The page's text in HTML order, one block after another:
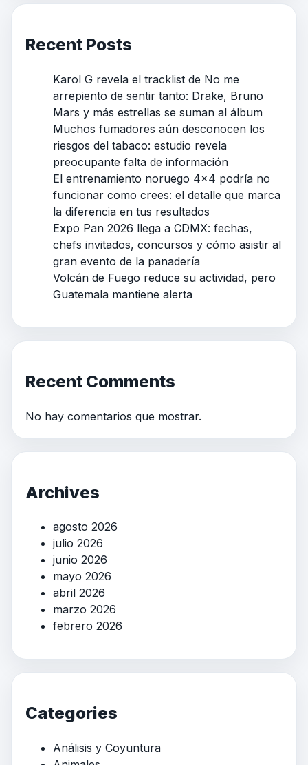
Recent Posts
Karol G revela el tracklist de No me
arrepiento de sentir tanto: Drake, Bruno
Mars y más estrellas se suman al álbum
Muchos fumadores aún desconocen los
riesgos del tabaco: estudio revela
preocupante falta de información
El entrenamiento noruego 4×4 podría no
funcionar como crees: el detalle que marca
la diferencia en tus resultados
Expo Pan 2026 llega a CDMX: fechas,
chefs invitados, concursos y cómo asistir al
gran evento de la panadería
Volcán de Fuego reduce su actividad, pero
Guatemala mantiene alerta
Recent Comments
No hay comentarios que mostrar.
Archives
agosto 2026
julio 2026
junio 2026
mayo 2026
abril 2026
marzo 2026
febrero 2026
Categories
Análisis y Coyuntura